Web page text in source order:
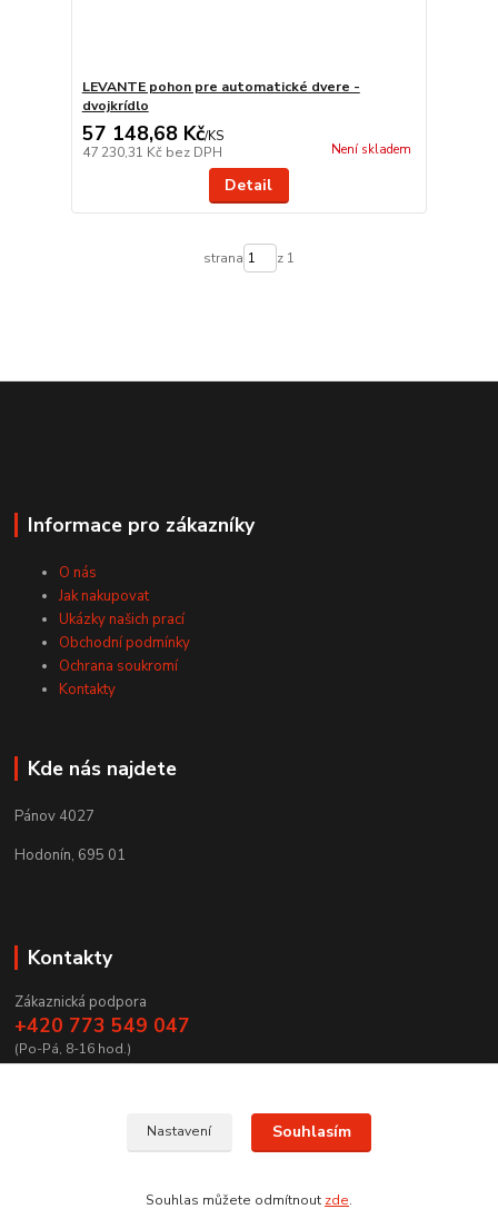
LEVANTE pohon pre automatické dvere -
dvojkrídlo
57 148,68 Kč/KS
47 230,31 Kč bez DPH Není skladem
Detail
strana z 1
Informace pro zákazníky
O nás
Jak nakupovat
Ukázky našich prací
Obchodní podmínky
Ochrana soukromí
Kontakty
Kde nás najdete
Pánov 4027
Hodonín, 695 01
Kontakty
Zákaznická podpora
+420 773 549 047
(Po-Pá, 8-16 hod.)
Nastavení Souhlasím
Souhlas můžete odmítnout zde.